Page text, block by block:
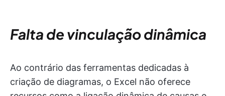
Falta de vinculação dinâmica
Ao contrário das ferramentas dedicadas à
criação de diagramas, o Excel não oferece